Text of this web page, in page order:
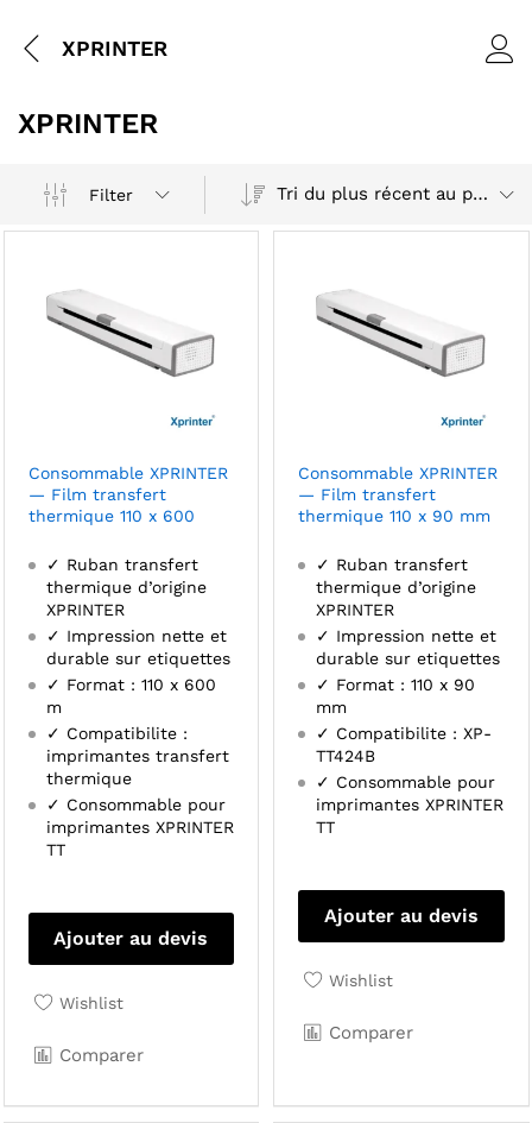
XPRINTER
XPRINTER
Filter Tri du plus récent au plus ancien
Consommable XPRINTER
— Film transfert
thermique 110 x 600
✓ Ruban transfert
thermique d’origine
XPRINTER
✓ Impression nette et
durable sur etiquettes
✓ Format : 110 x 600
m
✓ Compatibilite :
imprimantes transfert
thermique
✓ Consommable pour
imprimantes XPRINTER
TT
Ajouter au devis
Wishlist
Comparer
Consommable XPRINTER
— Film transfert
thermique 110 x 90 mm
✓ Ruban transfert
thermique d’origine
XPRINTER
✓ Impression nette et
durable sur etiquettes
✓ Format : 110 x 90
mm
✓ Compatibilite : XP-
TT424B
✓ Consommable pour
imprimantes XPRINTER
TT
Ajouter au devis
Wishlist
Comparer